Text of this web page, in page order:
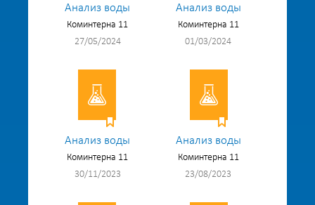
Анализ воды
Коминтерна 11
27/05/2024
Анализ воды
Коминтерна 11
01/03/2024
Анализ воды
Коминтерна 11
30/11/2023
Анализ воды
Коминтерна 11
23/08/2023